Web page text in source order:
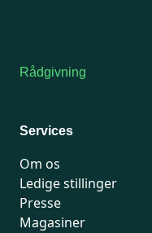
Rådgivning
Services
Om os
Ledige stillinger
Presse
Magasiner